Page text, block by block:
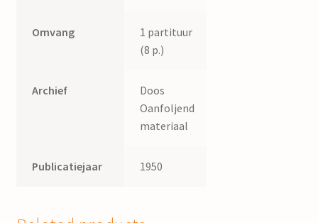
Omvang
1 partituur
(8 p.)
Archief
Doos
Oanfoljend
materiaal
Publicatiejaar 1950